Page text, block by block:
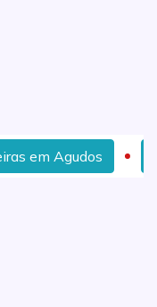
Cilindros